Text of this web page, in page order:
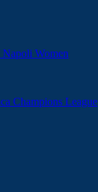
Napoli Women
Champions League